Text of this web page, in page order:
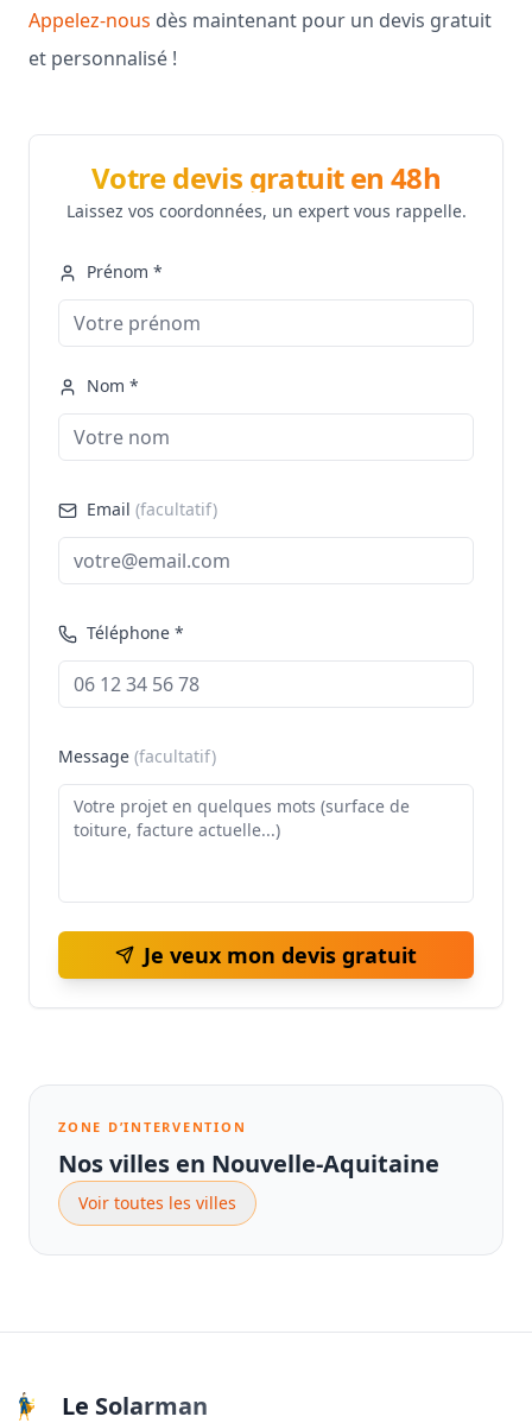
Appelez-nous dès maintenant pour un devis gratuit
et personnalisé !
Votre devis gratuit en 48h
Laissez vos coordonnées, un expert vous rappelle.
Prénom *
Nom *
Email (facultatif)
Téléphone *
Message (facultatif)
Je veux mon devis gratuit
ZONE D’INTERVENTION
Nos villes en Nouvelle-Aquitaine
Voir toutes les villes
Le Solarman